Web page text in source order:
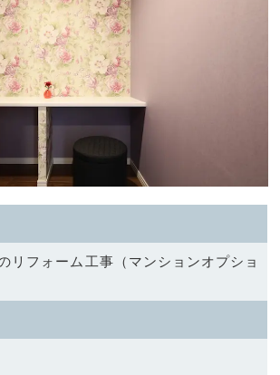
リフォーム工事（マンションオプショ